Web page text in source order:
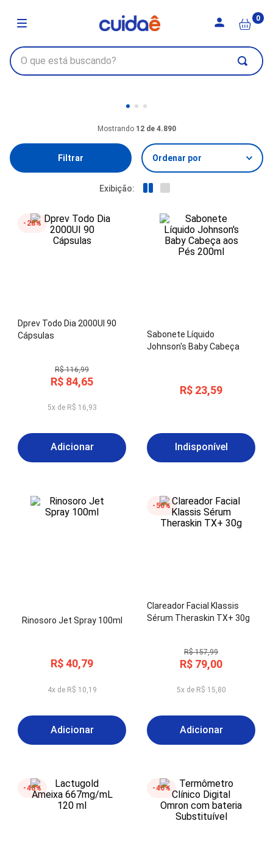
0
12 de 4.890
Filtrar
28%
Dprev Todo Dia 2000UI 90
Cápsulas
R$ 116,99
R$ 84,65
5x de R$ 16,93
Adicionar
Sabonete Líquido
Johnson's Baby Cabeça
R$ 23,59
Indisponível
Rinosoro Jet Spray 100ml
R$40,79
4x de R$ 10,19
Adicionar
50%
Clareador Facial Klassis
Sérum Theraskin TX+ 30g
R$ 157,99
R$ 79,00
5x de R$ 15,80
Adicionar
40% 40%